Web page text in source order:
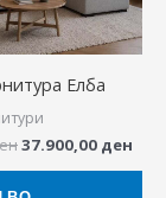
Елба
37.900,00 ден